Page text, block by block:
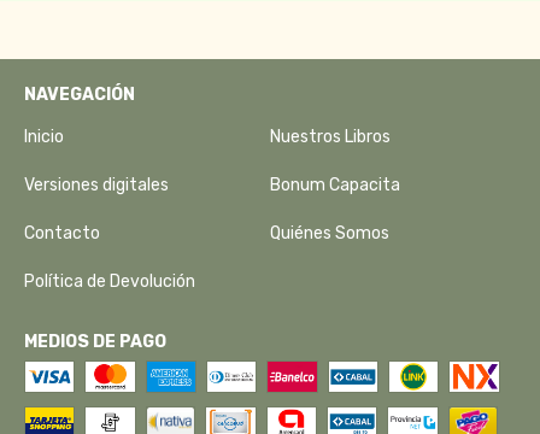
NAVEGACIÓN
Inicio Nuestros Libros
Versiones digitales Bonum Capacita
Contacto Quiénes Somos
Política de Devolución
MEDIOS DE PAGO